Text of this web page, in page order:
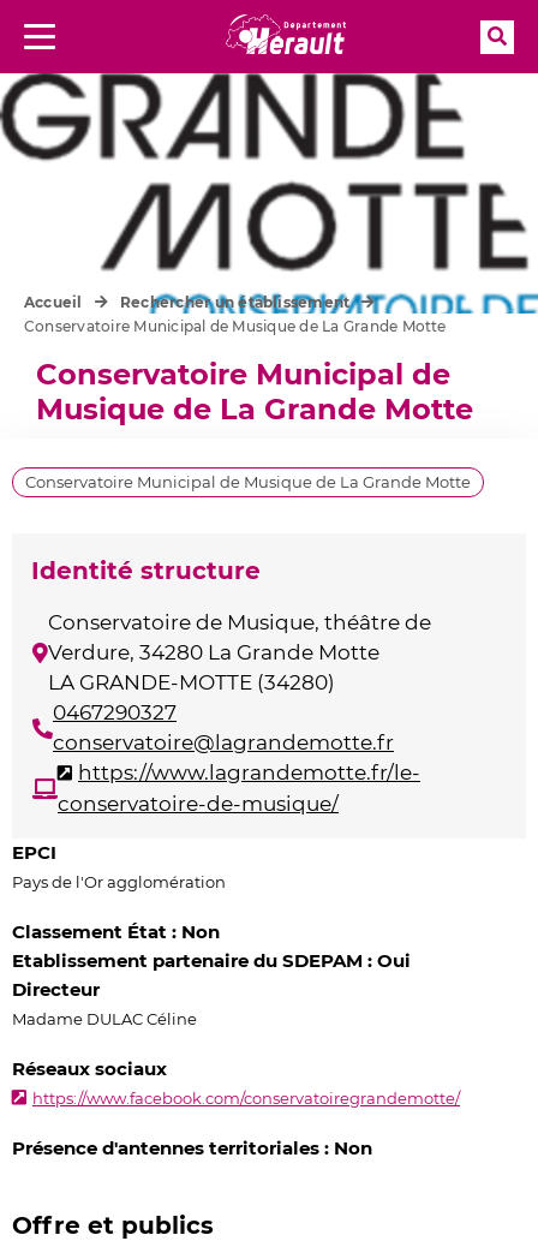
Menu
Conservatoire Municipal de
Musique de La Grande Motte
Accueil
Rechercher un établissement
Conservatoire Municipal de Musique de La Grande Motte
Conservatoire Municipal de Musique de La Grande Motte
Identité structure
Conservatoire de Musique, théâtre de
Verdure, 34280 La Grande Motte
LA GRANDE-MOTTE (34280)
0467290327
conservatoire@lagrandemotte.fr
https://www.lagrandemotte.fr/le-
conservatoire-de-musique/
EPCI
Pays de l'Or agglomération
Classement État : Non
Etablissement partenaire du SDEPAM : Oui
Directeur
Madame DULAC Céline
Réseaux sociaux
https://www.facebook.com/conservatoiregrandemotte/
Présence d'antennes territoriales : Non
Offre et publics